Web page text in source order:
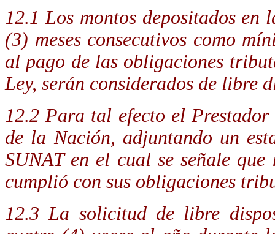
12.1 Los montos depositados en
(3) meses consecutivos como
al pago de las obligaciones
Ley, serán considerados de libre
12.2 Para tal efecto el
de la Nación, adjuntando un
SUNAT en el cual se señale
cumplió con sus obligaciones
12.3 La solicitud de libre